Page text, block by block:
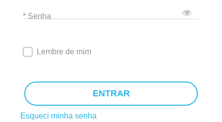
* Senha
Lembre de mim
ENTRAR
Esqueci minha senha